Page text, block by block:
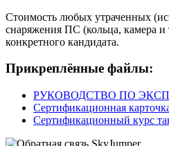
Стоимость любых утраченных
снаряжения ПС (кольца, камера и
конкретного кандидата.
Прикреплённые файлы:
РУКОВОДСТВО ПО
Сертификационная
Сертификационный курс